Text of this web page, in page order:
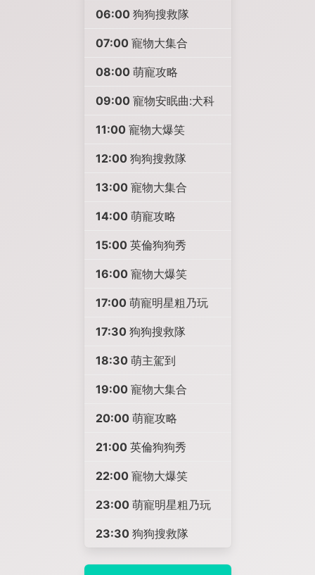
06:00 狗狗搜救隊
07:00 寵物大集合
08:00 萌寵攻略
09:00 寵物安眠曲:犬科
11:00 寵物大爆笑
12:00 狗狗搜救隊
13:00 寵物大集合
14:00 萌寵攻略
15:00 英倫狗狗秀
16:00 寵物大爆笑
17:00 萌寵明星粗乃玩
17:30 狗狗搜救隊
18:30 萌主駕到
19:00 寵物大集合
20:00 萌寵攻略
21:00 英倫狗狗秀
22:00 寵物大爆笑
23:00 萌寵明星粗乃玩
23:30 狗狗搜救隊